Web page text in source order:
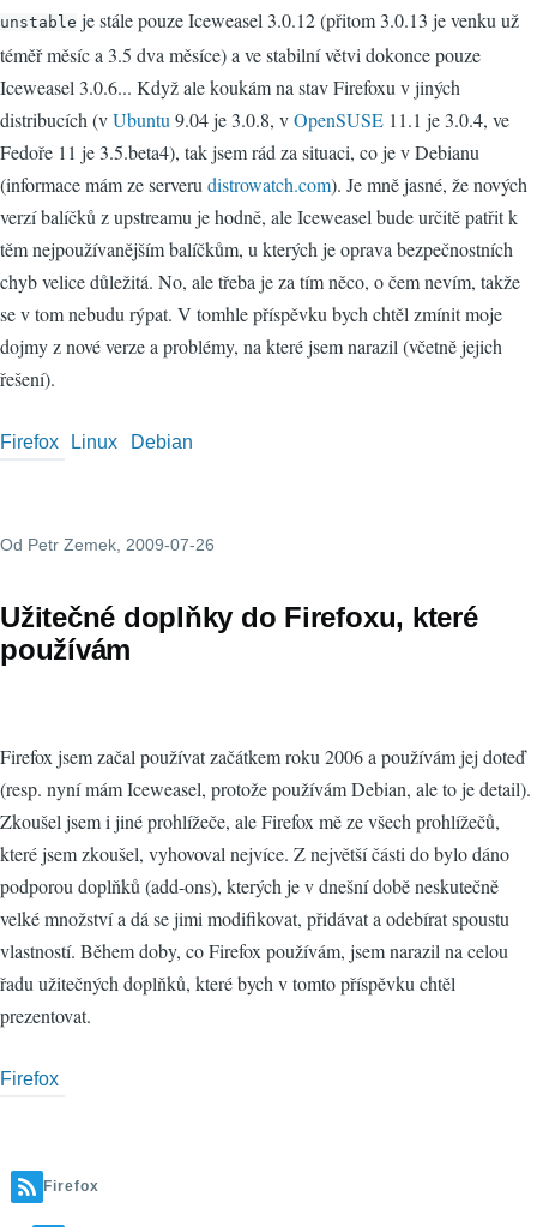
unstable je stále pouze Iceweasel 3.0.12 (přitom 3.0.13 je venku už
téměř měsíc a 3.5 dva měsíce) a ve stabilní větvi dokonce pouze
Iceweasel 3.0.6... Když ale koukám na stav Firefoxu v jiných
distribucích (vUbuntu9.04 je 3.0.8, vOpenSUSE 11.1 je 3.0.4, ve
Fedoře 11 je 3.5.beta4), tak jsem rád za situaci, co je v Debianu
(informace mám ze serverudistrowatch.com). Je mně jasné, že nových
verzí balíčků z upstreamu je hodně, ale Iceweasel bude určitě patřit k
těm nejpoužívanějším balíčkům, u kterých je oprava bezpečnostních
chyb velice důležitá. No, ale třeba je za tím něco, o čem nevím, takže
se v tom nebudu rýpat. V tomhle příspěvku bych chtěl zmínit moje
dojmy z nové verze a problémy, na které jsem narazil (včetně jejich
řešení).
Firefox Linux Debian
Od Petr Zemek, 2009-07-26
Užitečné doplňky do Firefoxu, které
používám
Firefox jsem začal používat začátkem roku 2006 a používám jej doteď
(resp. nyní mám Iceweasel, protože používám Debian, ale to je detail).
Zkoušel jsem i jiné prohlížeče, ale Firefox mě ze všech prohlížečů,
které jsem zkoušel, vyhovoval nejvíce. Z největší části do bylo dáno
podporou doplňků (add-ons), kterých je v dnešní době neskutečně
velké množství a dá se jimi modifikovat, přidávat a odebírat spoustu
vlastností. Během doby, co Firefox používám, jsem narazil na celou
řadu užitečných doplňků, které bych v tomto příspěvku chtěl
prezentovat.
Firefox
Firefox